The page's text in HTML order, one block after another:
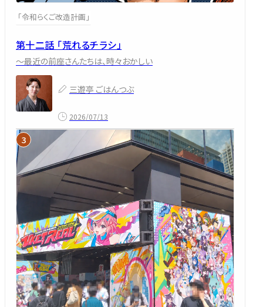
「令和らくご改造計画」
第十二話 「荒れるチラシ」
～最近の前座さんたちは、時々おかしい
三遊亭 ごはんつぶ
2026/07/13